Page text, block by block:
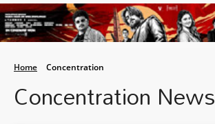
Home Concentration
Concentration News